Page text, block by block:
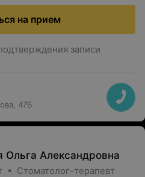
на прием
записи
47Б
Ольга Александровна
• Стоматолог-терапевт